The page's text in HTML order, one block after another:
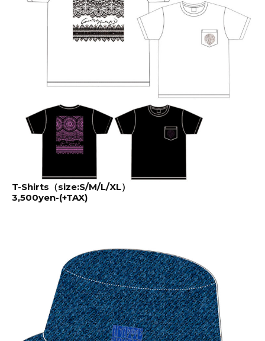
T-Shirts（size:S/M/L/XL）
3,500yen-(+TAX)